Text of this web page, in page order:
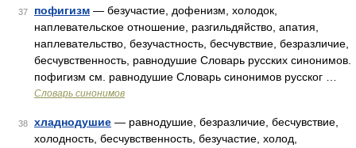
37 пофигизм — безучастие, дофенизм, холодок,
наплевательское отношение, разгильдяйство, апатия,
наплевательство, безучастность, бесчувствие, безразличие,
бесчувственность, равнодушие Словарь русских синонимов.
пофигизм см. равнодушие Словарь синонимов русског …
Словарь синонимов
38 хладнодушие — равнодушие, безразличие, бесчувствие,
холодность, бесчувственность, безучастие, холод,